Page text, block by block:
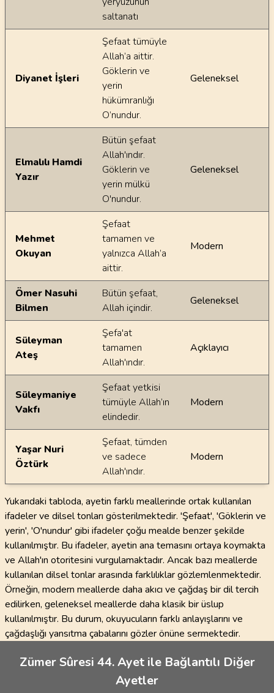
saltanatı
Diyanet İşleri
Şefaat tümüyle
Allah’a aittir.
Göklerin ve
yerin
hükümranlığı
O’nundur.
Geleneksel
Elmalılı Hamdi
Yazır
Bütün şefaat
Allah'ındır.
Göklerin ve
yerin mülkü
O'nundur.
Geleneksel
Mehmet
Okuyan
Şefaat
tamamen ve
yalnızca Allah’a
aittir.
Modern
Ömer Nasuhi
Bilmen
Bütün şefaat,
Allah içindir.
Geleneksel
Süleyman
Ateş
Şefa'at
tamamen
Allah'ındır.
Açıklayıcı
Süleymaniye
Vakfı
Şefaat yetkisi
tümüyle Allah’ın
elindedir.
Modern
Yaşar Nuri
Öztürk
Şefaat, tümden
ve sadece
Allah'ındır.
Modern
Yukarıdaki tabloda, ayetin farklı meallerinde ortak kullanılan
ifadeler ve dilsel tonları gösterilmektedir. 'Şefaat', 'Göklerin ve
yerin', 'O'nundur' gibi ifadeler çoğu mealde benzer şekilde
kullanılmıştır. Bu ifadeler, ayetin ana temasını ortaya koymakta
ve Allah'ın otoritesini vurgulamaktadır. Ancak bazı meallerde
kullanılan dilsel tonlar arasında farklılıklar gözlemlenmektedir.
Örneğin, modern meallerde daha akıcı ve çağdaş bir dil tercih
edilirken, geleneksel meallerde daha klasik bir üslup
kullanılmıştır. Bu durum, okuyucuların farklı anlayışlarını ve
çağdaşlığı yansıtma çabalarını gözler önüne sermektedir.
Zümer Sûresi 44. Ayet ile Bağlantılı Diğer
Ayetler